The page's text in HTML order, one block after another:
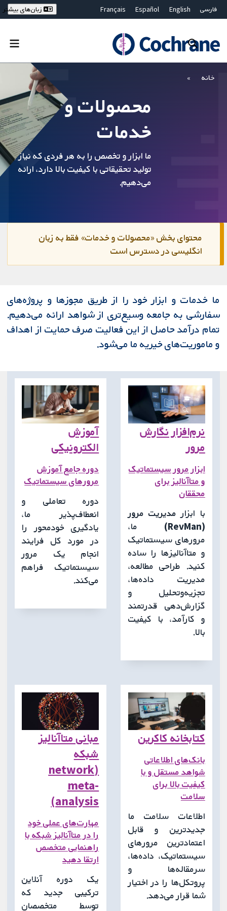
فارسی English
Español
Français
Bahasa Malaysia
ไทย
繁體中文
زبان‌های بیشتر
خانه
محصولات و
خدمات
ما ابزار و تخصص را به هر فردی که نیاز به
تولید تحقیقاتی با کیفیت بالا دارد، ارائه
می‌دهیم.
محتوای بخش «محصولات و خدمات» فقط به زبان
انگلیسی در دسترس است
ما خدمات و ابزار خود را از طریق مجوزها و پروژه‌های
سفارشی به جامعه وسیع‌تری از شواهد ارائه می‌دهیم.
تمام درآمد حاصل از این فعالیت صرف حمایت از اهداف
و ماموریت‌های خیریه ما می‌شود.
نرم‌افزار نگارش
مرور
ابزار مرور سیستماتیک
و متاآنالیز برای
محققان
با ابزار مدیریت مرور
(RevMan)
ما،
مرورهای سیستماتیک
و متاآنالیزها را ساده
کنید. طراحی مطالعه،
مدیریت داده‌ها،
تجزیه‌وتحلیل و
گزارش‌دهی قدرتمند
و کارآمد، با کیفیت
بالا.
آموزش
الکترونیکی
دوره جامع آموزش
مرورهای سیستماتیک
دوره تعاملی و
انعطاف‌پذیر ما،
یادگیری خودمحور را
در مورد کل فرایند
انجام یک مرور
سیستماتیک فراهم
می‌کند.
کتابخانه کاکرین
بانک‌های اطلاعاتی
شواهد مستقل و با
کیفیت بالا برای
سلامت
اطلاعات سلامت ما
جدیدترین و قابل
اعتمادترین مرورهای
سیستماتیک، داده‌ها،
سرمقاله‌ها و
پروتکل‌ها را در اختیار
شما قرار می‌دهد.
مبانی متاآنالیز
شبکه
(network
meta-
analysis)
مهارت‌های عملی خود
را در متاآنالیز شبکه با
راهنمایی متخصص
ارتقا دهید
یک دوره آنلاین
ترکیبی جدید که
توسط متخصصان